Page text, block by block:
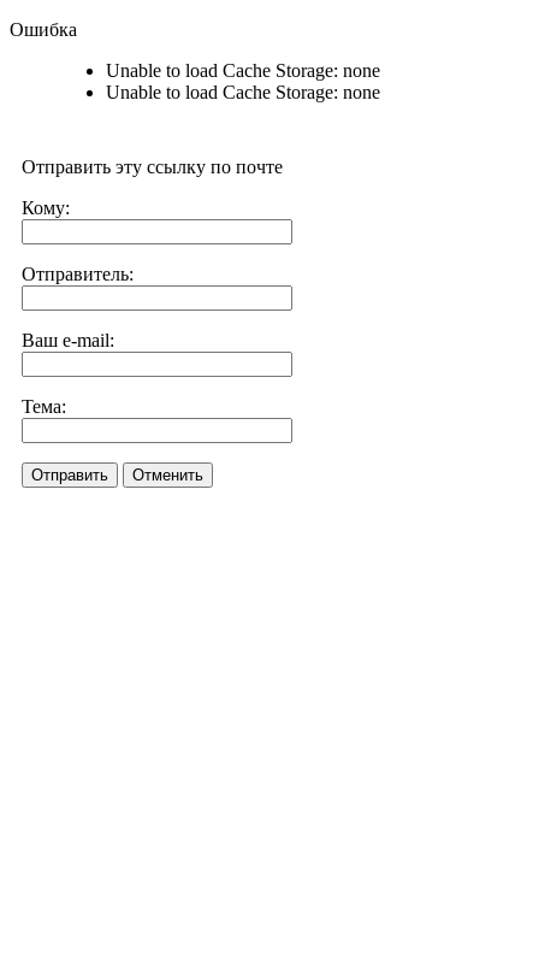
Ошибка
Unable to load Cache Storage: none
Unable to load Cache Storage: none
Отправить эту ссылку по почте
Кому:
Отправитель:
Ваш e-mail:
Тема:
Отправить Отменить